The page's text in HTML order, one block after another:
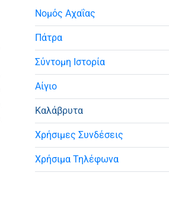
Νομός Αχαΐας
Πάτρα
Σύντομη Ιστορία
Αίγιο
Καλάβρυτα
Χρήσιμες Συνδέσεις
Χρήσιμα Τηλέφωνα